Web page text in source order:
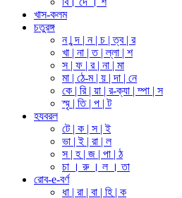
খাস-কলম
চতুরঙ্গ
ন | ন্দ | ন | চ | ত্ব | র
খা | না | ত | ল্লা | শ
স | ফ | র | না | মা
মা | ঠে-ম | য় | দা | নে
কে | রি | য়া | র-ক্যা | ম্পা | স
স্মৃ | তি | প | ট
হযবরল
টে | ক | স | ই
ভা | ই | রা | ল
স | হ | জ | পা | ঠ
চা । রু । ল । তা
রোব-e-বর্ণ
ধা | রা | বা | হি | ক